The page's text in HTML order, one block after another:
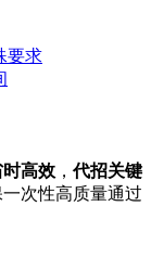
要求
高效 ，代招关键
一次性高质量通过